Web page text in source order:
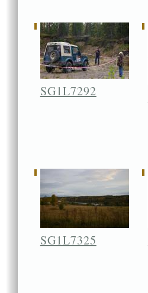
SG1L7292
SG1L7325